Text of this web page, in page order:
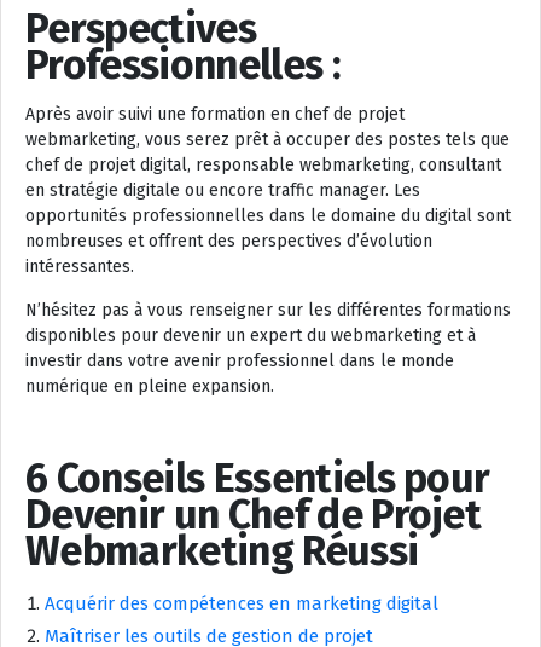
Perspectives
Professionnelles :
Après avoir suivi une formation en chef de projet
webmarketing, vous serez prêt à occuper des postes tels que
chef de projet digital, responsable webmarketing, consultant
en stratégie digitale ou encore traffic manager. Les
opportunités professionnelles dans le domaine du digital sont
nombreuses et offrent des perspectives d’évolution
intéressantes.
N’hésitez pas à vous renseigner sur les différentes formations
disponibles pour devenir un expert du webmarketing et à
investir dans votre avenir professionnel dans le monde
numérique en pleine expansion.
6 Conseils Essentiels pour
Devenir un Chef de Projet
Webmarketing Réussi
Acquérir des compétences en marketing digital
Maîtriser les outils de gestion de projet